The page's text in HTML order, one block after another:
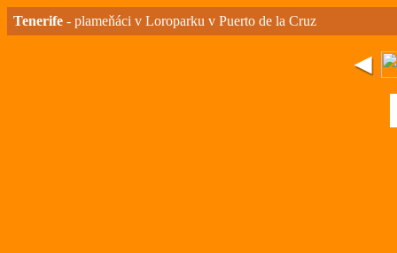
Tenerife - plameňáci v Loroparku v Puerto de la Cruz